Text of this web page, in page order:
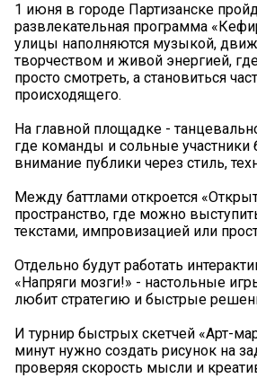
1 июня в городе Партизанске
развлекательная программа
улицы наполняются музыкой,
творчеством и живой энергией,
просто смотреть, а становиться
происходящего.
На главной площадке -
где команды и сольные участники
внимание публики через стиль,
Между баттлами откроется
пространство, где можно
текстами, импровизацией или
Отдельно будут работать
«Напряги мозги!» - настольные
любит стратегию и быстрые
И турнир быстрых скетчей «Арт-
минут нужно создать рисунок на
проверяя скорость мысли и